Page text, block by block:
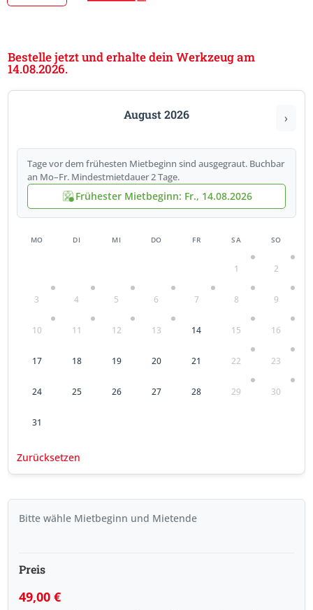
Bestelle jetzt und erhalte dein Werkzeug am
14.08.2026.
August 2026 ›
Tage vor dem frühesten Mietbeginn sind ausgegraut. Buchbar
an Mo–Fr. Mindestmietdauer 2 Tage.
Frühester Mietbeginn: Fr., 14.08.2026
MO DI MI DO FR SA SO
1 2
3 4 5 6 7 8 9
10 11 12 13 14 15 16
17 18 19 20 21 22 23
24 25 26 27 28 29 30
31
Zurücksetzen
Bitte wähle Mietbeginn und Mietende
Preis
49,00€